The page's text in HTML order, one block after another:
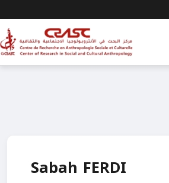
Sabah FERDI